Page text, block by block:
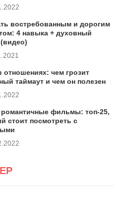
востребованным и дорогим
4 навыка + духовный
отношениях: чем грозит
таймаут и чем он полезен
фильмы: топ-25,
стоит посмотреть с